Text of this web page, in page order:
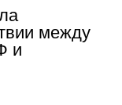
между
и